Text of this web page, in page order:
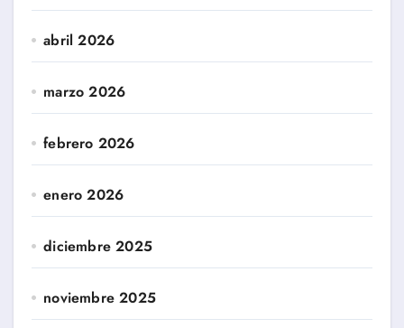
abril 2026
marzo 2026
febrero 2026
enero 2026
diciembre 2025
noviembre 2025